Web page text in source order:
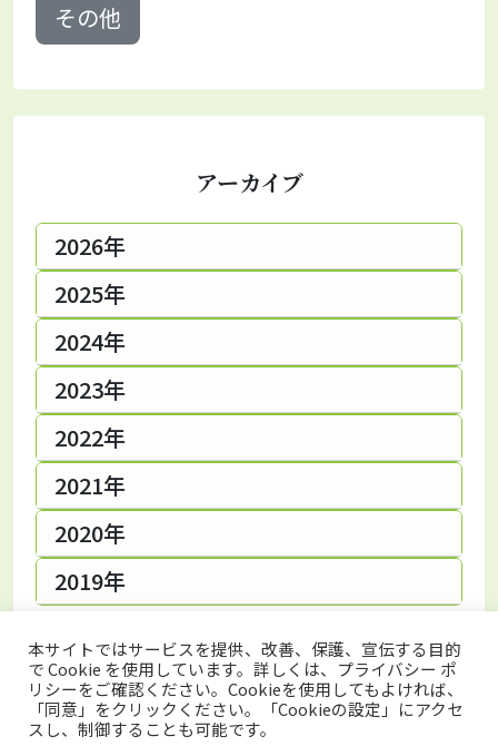
その他
アーカイブ
2026年
2025年
2024年
2023年
2022年
2021年
2020年
2019年
トップページ プライバシーポリシー
本サイトではサービスを提供、改善、保護、宣伝する目的
で Cookie を使用しています。詳しくは、プライバシー ポ
リシーをご確認ください。Cookieを使用してもよければ、
「同意」をクリックください。「Cookieの設定」にアクセ
スし、制御することも可能です。